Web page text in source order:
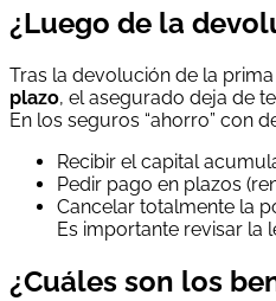
¿Luego de la
Tras la devolución de la
plazo, el asegurado deja de
En los seguros “ahorro” con
Recibir el capital
Pedir pago en plazos
Cancelar totalmente la
Es importante revisar la
¿Cuáles son los